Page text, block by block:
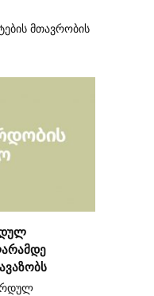
მთავრობის